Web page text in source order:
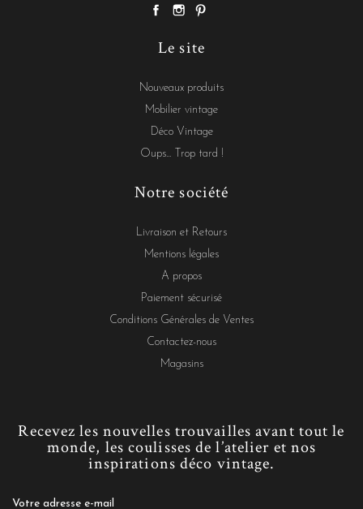
Le site
Nouveaux produits
Mobilier vintage
Déco Vintage
Oups... Trop tard !
Notre société
Livraison et Retours
Mentions légales
A propos
Paiement sécurisé
Conditions Générales de Ventes
Contactez-nous
Magasins
Recevez les nouvelles trouvailles avant tout le
monde, les coulisses de l’atelier et nos
inspirations déco vintage.
Votre adresse e-mail